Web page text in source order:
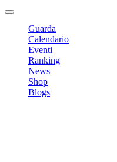
Guarda
Calendario
Eventi
Ranking
News
Shop
Blogs